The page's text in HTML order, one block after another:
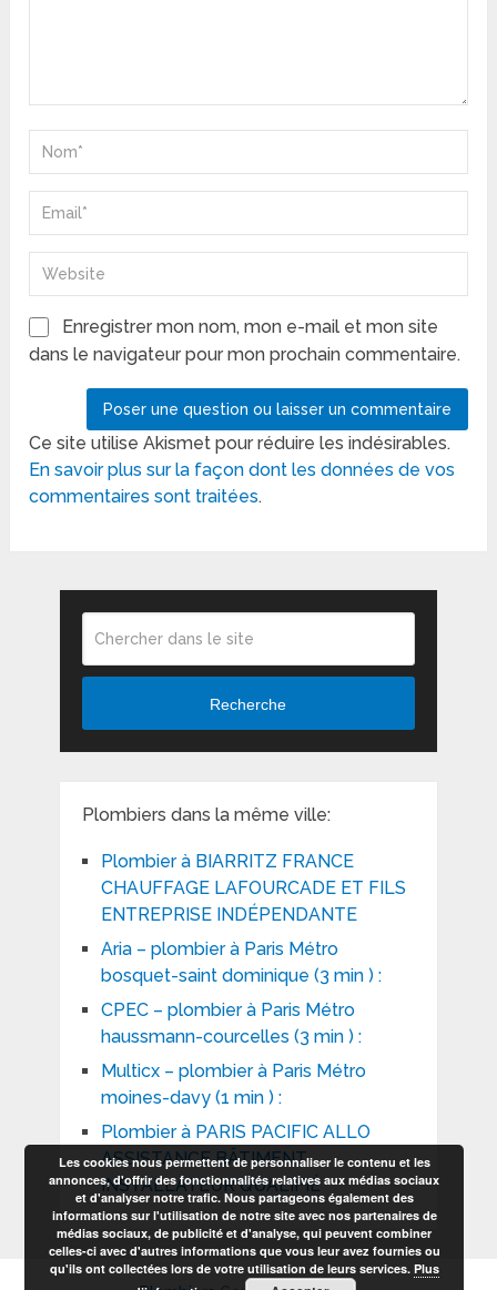
Enregistrer mon nom, mon e-mail et mon site
dans le navigateur pour mon prochain commentaire.
Ce site utilise Akismet pour réduire les indésirables.
En savoir plus sur la façon dont les données de vos
commentaires sont traitées.
Recherche
Plombiers dans la même ville:
Plombier à BIARRITZ FRANCE
CHAUFFAGE LAFOURCADE ET FILS
ENTREPRISE INDÉPENDANTE
Aria – plombier à Paris Métro
bosquet-saint dominique (3 min ) :
CPEC – plombier à Paris Métro
haussmann-courcelles (3 min ) :
Multicx – plombier à Paris Métro
moines-davy (1 min ) :
Plombier à PARIS PACIFIC ALLO
ASSISTANCE BÂTIMENT
INSTALLATEUR QUALIFIÉ
Les cookies nous permettent de personnaliser le contenu et les
annonces, d'offrir des fonctionnalités relatives aux médias sociaux
et d'analyser notre trafic. Nous partageons également des
informations sur l'utilisation de notre site avec nos partenaires de
médias sociaux, de publicité et d'analyse, qui peuvent combiner
celles-ci avec d'autres informations que vous leur avez fournies ou
qu'ils ont collectées lors de votre utilisation de leurs services. Plus